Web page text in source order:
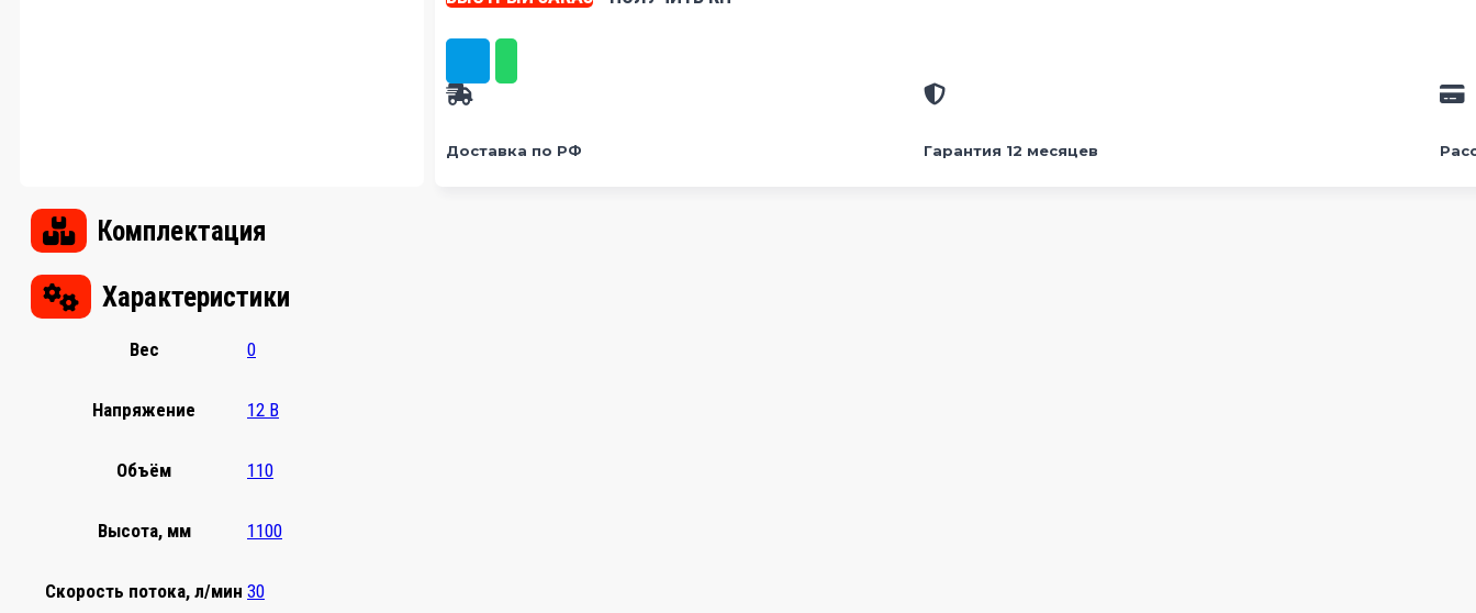
Доставка по РФ Гарантия 12 месяцев
Комплектация
Характеристики
Вес 0
Напряжение 12 В
Объём 110
Высота, мм 1100
Скорость потока, л/мин 30